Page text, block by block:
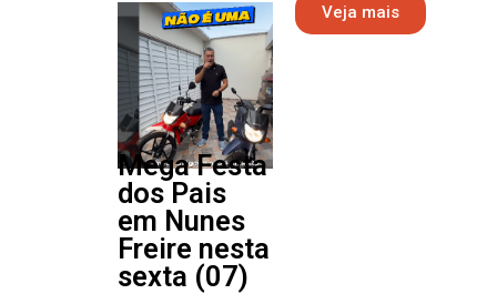
Mega Festa
dos Pais
em Nunes
Freire nesta
sexta (07)
Veja mais